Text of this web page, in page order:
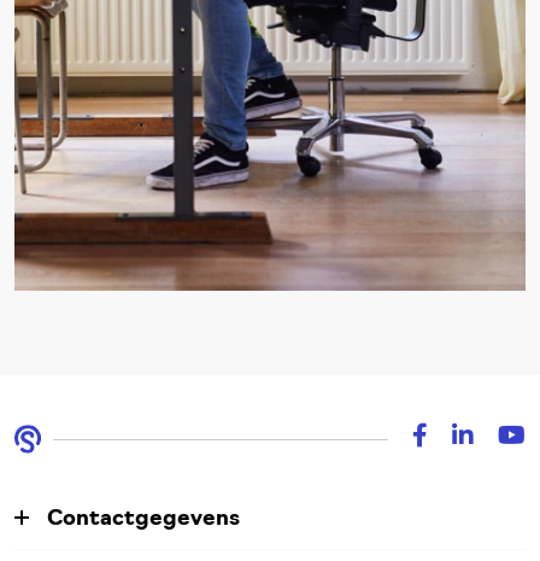
Contactgegevens